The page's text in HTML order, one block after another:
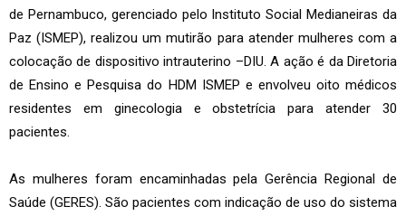
de Pernambuco, gerenciado pelo Instituto Social Medianeiras da
Paz (ISMEP), realizou um mutirão para atender mulheres com a
colocação de dispositivo intrauterino –DIU. A ação é da Diretoria
de Ensino e Pesquisa do HDM ISMEP e envolveu oito médicos
residentes em ginecologia e obstetrícia para atender 30
pacientes.
As mulheres foram encaminhadas pela Gerência Regional de
Saúde (GERES). São pacientes com indicação de uso do sistema